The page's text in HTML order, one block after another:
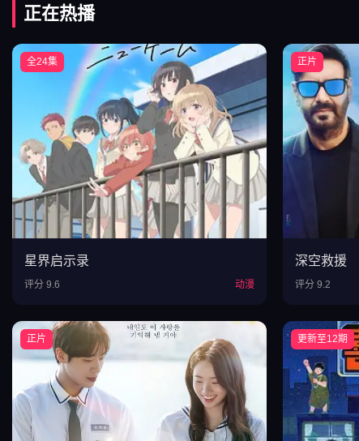
正在热播
全24集
星界启示录
评分 9.6 动漫
正片
深空救援
评分 9.2
正片 更新至12期